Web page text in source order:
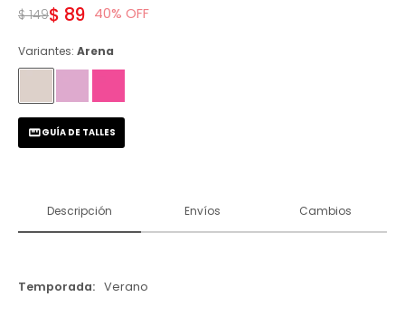
$ 89
$ 149 40
Variantes: Arena
GUÍA DE TALLES
Descripción Envíos Cambios
Temporada Verano